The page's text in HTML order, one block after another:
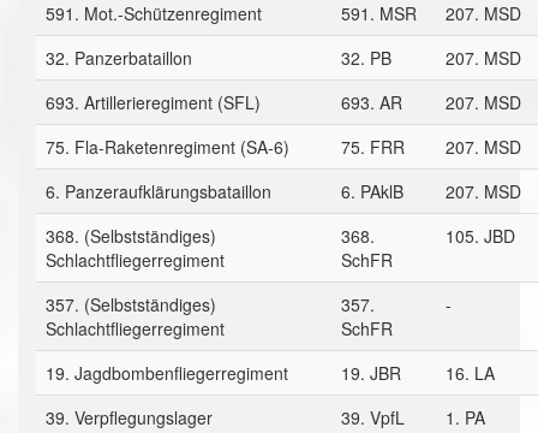
591. Mot.-Schützenregiment
591. MSR
207. MSD
32. Panzerbataillon
32. PB
207. MSD
693. Artillerieregiment (SFL)
693. AR
207. MSD
75. Fla-Raketenregiment (SA-6)
75. FRR
207. MSD
6. Panzeraufklärungsbataillon
6. PAklB
207. MSD
368. (Selbstständiges)
Schlachtfliegerregiment
368.
SchFR
105. JBD
357. (Selbstständiges)
Schlachtfliegerregiment
357.
SchFR
-
19. Jagdbombenfliegerregiment 19. JBR
16. LA
39. Verpflegungslager
39. VpfL
1. PA